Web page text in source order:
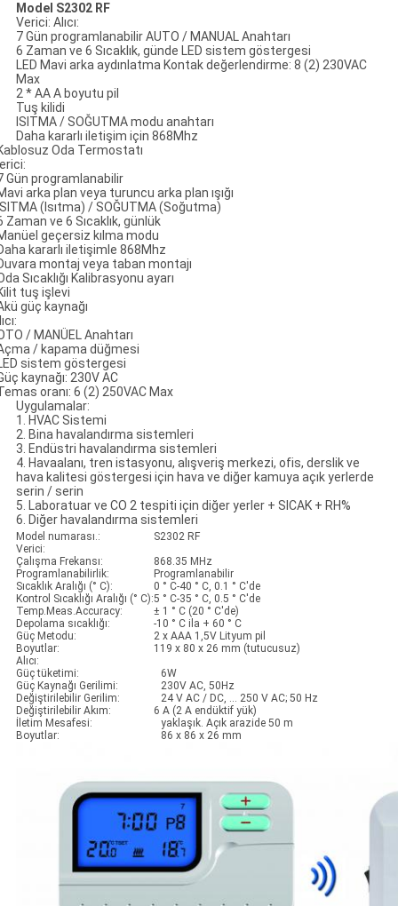
Model S2302 RF
Verici: Alıcı:
7 Gün programlanabilir AUTO / MANUAL Anahtarı
6 Zaman ve 6 Sıcaklık, günde LED sistem göstergesi
LED Mavi arka aydınlatma Kontak değerlendirme: 8 (2) 230VAC
Max
2 * AA A boyutu pil
Tuş kilidi
ISITMA / SOĞUTMA modu anahtarı
Daha kararlı iletişim için 868Mhz
Oda Termostatı
Gün programlanabilir
arka plan veya turuncu arka plan ışığı
(Isıtma) / SOĞUTMA (Soğutma)
Zaman ve 6 Sıcaklık, günlük
geçersiz kılma modu
kararlı iletişimle 868Mhz
montaj veya taban montajı
Sıcaklığı Kalibrasyonu ayarı
tuş işlevi
güç kaynağı
/ MANÜEL Anahtarı
/ kapama düğmesi
sistem göstergesi
kaynağı: 230V AC
oranı: 6 (2) 250VAC Max
Uygulamalar:
1. HVAC Sistemi
2. Bina havalandırma sistemleri
3. Endüstri havalandırma sistemleri
4. Havaalanı, tren istasyonu, alışveriş merkezi, ofis, derslik ve
hava kalitesi göstergesi için hava ve diğer kamuya açık yerlerde
serin / serin
5. Laboratuar ve CO 2 tespiti için diğer yerler + SICAK + RH%
6. Diğer havalandırma sistemleri
Model numarası.:
S2302 RF
Verici:
Çalışma Frekansı:
868.35 MHz
Programlanabilirlik:
Programlanabilir
Sıcaklık Aralığı (° C):
0 ° C-40 ° C, 0.1 ° C'de
Kontrol Sıcaklığı Aralığı (° C):5 ° C-35 ° C, 0.5 ° C'de
Temp.Meas.Accuracy:
± 1 ° C (20 ° C'de)
Depolama sıcaklığı:
-10 ° C ila + 60 ° C
Güç Metodu:
2 x AAA 1,5V Lityum pil
Boyutlar:
119 x 80 x 26 mm (tutucusuz)
Alıcı:
Güç tüketimi:
6W
Güç Kaynağı Gerilimi:
230V AC, 50Hz
Değiştirilebilir Gerilim:
24 V AC / DC, ... 250 V AC; 50 Hz
Değiştirilebilir Akım:
6 A (2 A endüktif yük)
İletim Mesafesi:
yaklaşık. Açık arazide 50 m
Boyutlar:
86 x 86 x 26 mm